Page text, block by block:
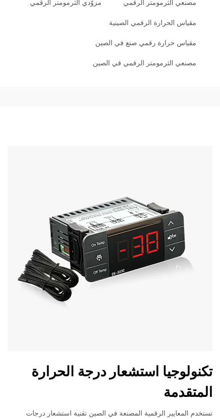
مصنعي الثرمومتر الرقمي مزوّدي الثرمومتر الرقمي
مقياس الحرارة الرقمي الصينية
مقياس حرارة رقمي صنع في الصين
مصنعي الثرمومتر الرقمي في الصين
تكنولوجيا استشعار درجة الحرارة
المتقدمة
تستخدم المعايير الرقمية المصنعة في الصين تقنية استشعار درجات